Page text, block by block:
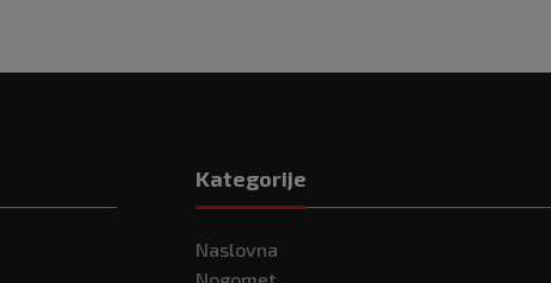
Kategorije
Naslovna
Nogomet